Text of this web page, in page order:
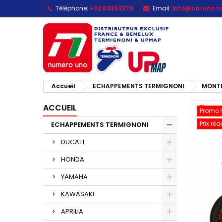
Téléphone: +32 69362270 Email: info@no-
Accueil ECHAPPEMENTS TERMIGNONI
ACCUEIL
ECHAPPEMENTS TERMIGNONI
DUCATI
HONDA
YAMAHA
KAWASAKI
APRILIA
Promo !
Prix